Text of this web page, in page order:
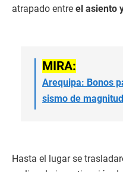
atrapado entre el asiento
MIRA:
Arequipa: Bonos
sismo de
Hasta el lugar se